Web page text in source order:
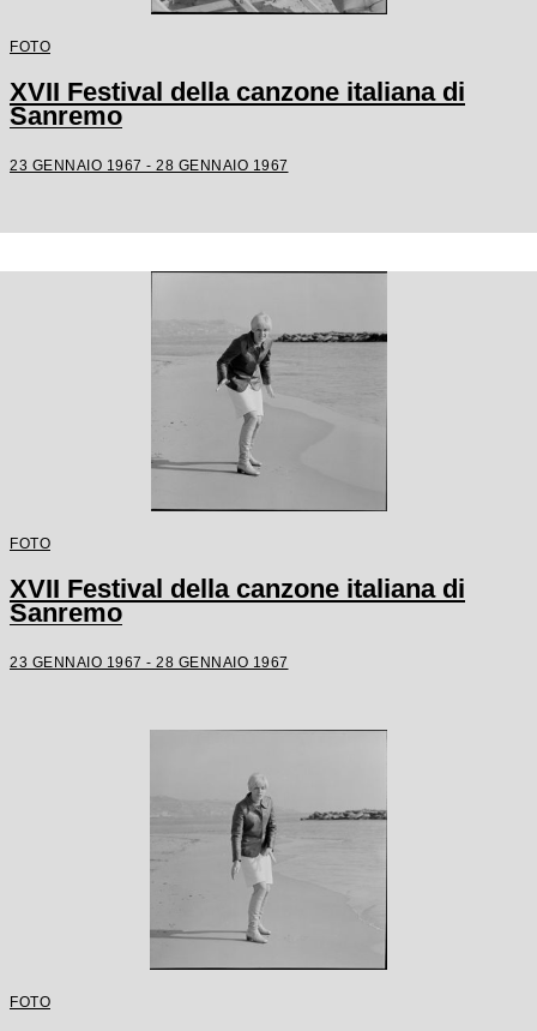
FOTO
XVII Festival della canzone italiana di
Sanremo
23 GENNAIO 1967 - 28 GENNAIO 1967
FOTO
XVII Festival della canzone italiana di
Sanremo
23 GENNAIO 1967 - 28 GENNAIO 1967
FOTO